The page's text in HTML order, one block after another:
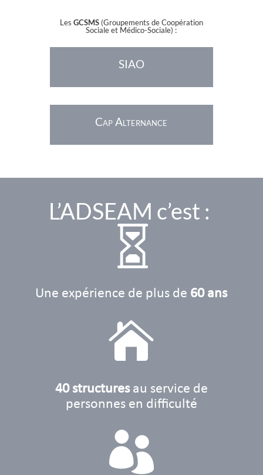
Les GCSMS(Groupements de Coopération
Sociale et Médico-Sociale) :
SIAO
Cap Alternance
L’ADSEAM c’est :

Une expérience de plus de 60 ans

40 structuresau service de
personnes en difficulté
